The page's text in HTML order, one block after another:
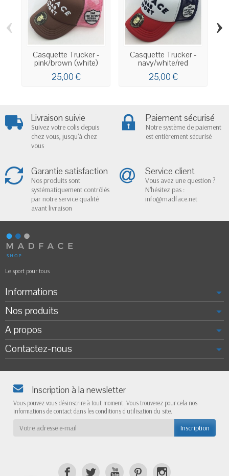
Casquette Trucker -
pink/brown (white)
25,00 €
Casquette Trucker -
navy/white/red
25,00 €
‹ ›
Livraison suivie
Suivez votre colis depuis
chez vous, jusqu'à chez
vous
Paiement sécurisé
Notre système de paiement
est entièrement sécurisé
Garantie satisfaction
Nos produits sont
systématiquement contrôlés
par notre service qualité
avant livraison
Service client
Vous avez une question ?
N'hésitez pas :
info@madface.net
Le sport pour tous
Informations
Nos produits
A propos
Contactez-nous
Inscription à la newsletter
Vous pouvez vous désinscrire à tout moment. Vous trouverez pour cela nos
informations de contact dans les conditions d'utilisation du site.